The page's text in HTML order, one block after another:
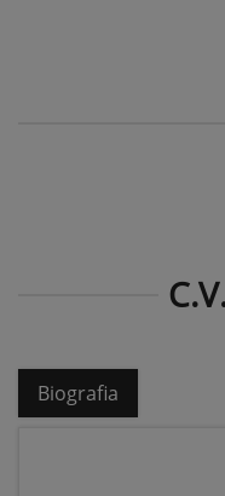
Biografia